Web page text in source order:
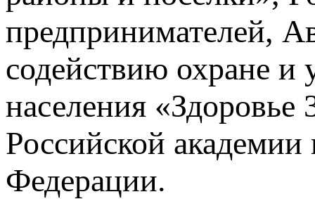
предпринимателей,
содействию охране и
населения
Российской
Федерации.